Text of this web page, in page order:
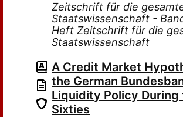
Zeitschrift für die
Staatswissenschaft -
Heft Zeitschrift für die
Staatswissenschaft
A Credit Market
the German
Liquidity Policy During
Sixties